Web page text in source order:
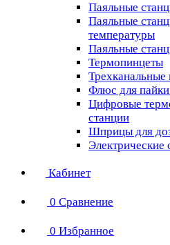
Паяльные
Паяльные
температуры
Паяльные
Термопинцеты
Трехканальные
Флюс для
Цифровые
станции
Шприцы для
Электрические
Кабинет
0 Сравнение
0 Избранное